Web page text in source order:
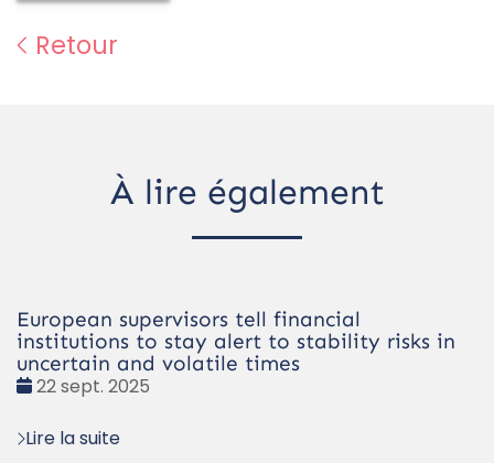
Retour
À lire également
European supervisors tell financial
institutions to stay alert to stability risks in
uncertain and volatile times
Date
22 sept. 2025
Lire la suite